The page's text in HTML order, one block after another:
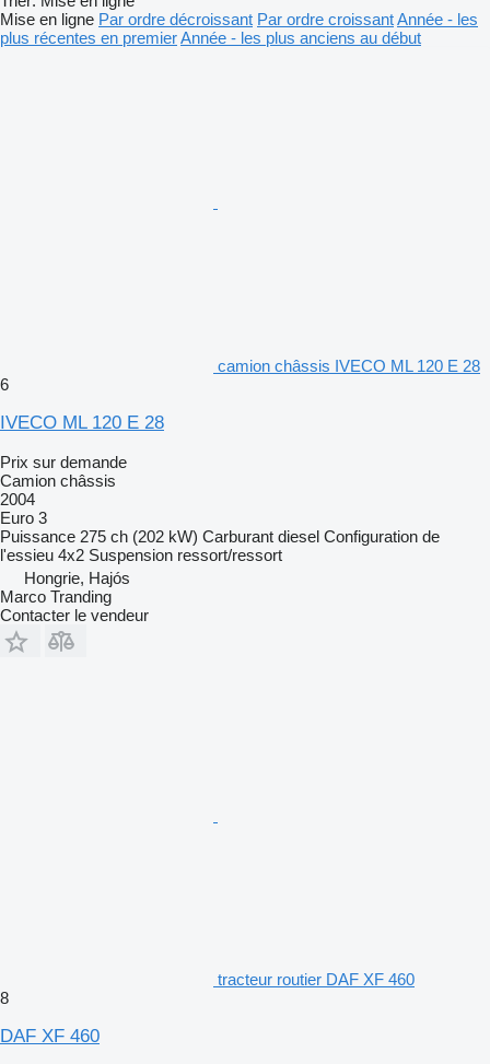
Mise en ligne Par ordre décroissant Par ordre croissantAnnée - les
plus récentes en premierAnnée - les plus anciens au début
camion châssis IVECO ML 120 E 28
6
IVECO ML 120 E 28
Prix sur demande
Camion châssis
2004
Euro 3
Puissance 275 ch (202 kW) Carburant diesel Configuration de
l'essieu 4x2 Suspension ressort/ressort
Hongrie, Hajós
Marco Tranding
Contacter le vendeur
tracteur routier DAF XF 460
8
DAF XF 460